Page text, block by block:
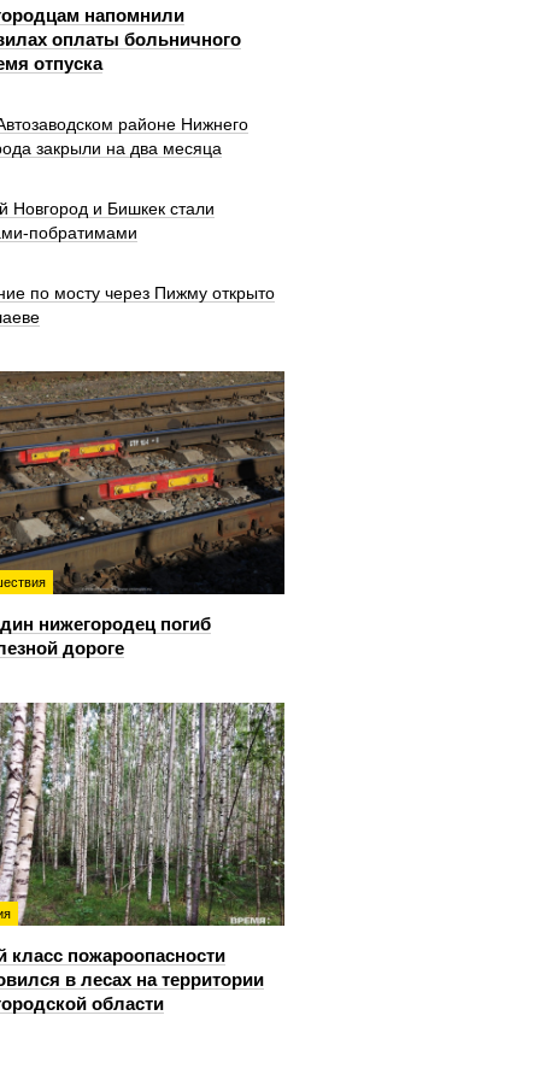
напомнили
оплаты больничного
отпуска
районе Нижнего
закрыли на два месяца
Новгород и Бишкек стали
побратимами
по мосту через Пижму открыто
нижегородец погиб
дороге
класс пожароопасности
в лесах на территории
области